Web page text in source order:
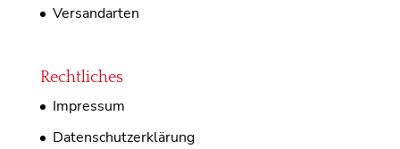
Versandarten
Rechtliches
Impressum
Datenschutzerklärung